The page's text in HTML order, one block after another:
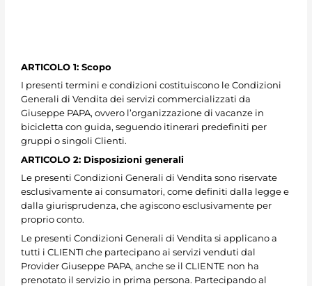
ARTICOLO 1: Scopo
I presenti termini e condizioni costituiscono le Condizioni
Generali di Vendita dei servizi commercializzati da
Giuseppe PAPA, ovvero l’organizzazione di vacanze in
bicicletta con guida, seguendo itinerari predefiniti per
gruppi o singoli Clienti.
ARTICOLO 2: Disposizioni generali
Le presenti Condizioni Generali di Vendita sono riservate
esclusivamente ai consumatori, come definiti dalla legge e
dalla giurisprudenza, che agiscono esclusivamente per
proprio conto.
Le presenti Condizioni Generali di Vendita si applicano a
tutti i CLIENTI che partecipano ai servizi venduti dal
Provider Giuseppe PAPA, anche se il CLIENTE non ha
prenotato il servizio in prima persona. Partecipando al